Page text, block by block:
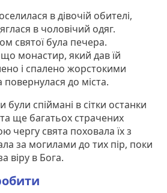
в дівочій обителі,
в чоловічий одяг.
святої була печера.
монастир, який дав їй
і спалено жорстокими
до міста.
спіймані в сітки останки
ще багатьох страчених
чергу свята поховала їх з
за могилами до тих пір, поки
віру в Бога.